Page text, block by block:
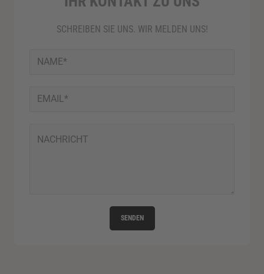
SCHREIBEN SIE UNS. WIR MELDEN UNS!
SENDEN